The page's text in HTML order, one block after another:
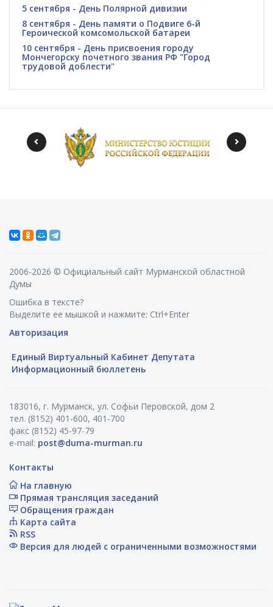
5 сентября - День Полярной дивизии
8 сентября - День памяти о Подвиге 6-й
Героической комсомольской батареи
10 сентября - День присвоения городу
Мончегорску почетного звания РФ "Город
трудовой доблести"
2006-2026 © Официальный сайт Мурманской областной
Думы
Ошибка в тексте?
Выделите ее мышкой и нажмите: Ctrl+Enter
Авторизация
Единый Виртуальный Кабинет Депутата
Информационный бюллетень
183016, г. Мурманск, ул. Софьи Перовской, дом 2
тел. (8152) 401-600, 401-700
факс (8152) 45-97-79
e-mail: post@duma-murman.ru
Контакты
На главную
Прямая трансляция заседаний
Обращения граждан
Карта сайта
RSS
Версия для людей с ограниченными возможностями